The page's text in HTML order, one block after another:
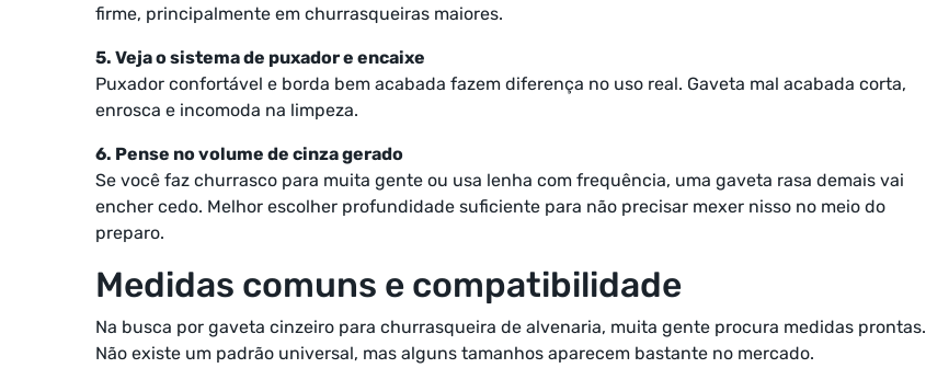
firme, principalmente em churrasqueiras maiores.
5. Veja o sistema de puxador e encaixe
Puxador confortável e borda bem acabada fazem diferença no uso real. Gaveta mal acabada corta,
enrosca e incomoda na limpeza.
6. Pense no volume de cinza gerado
Se você faz churrasco para muita gente ou usa lenha com frequência, uma gaveta rasa demais vai
encher cedo. Melhor escolher profundidade suficiente para não precisar mexer nisso no meio do
preparo.
Medidas comuns e compatibilidade
Na busca por gaveta cinzeiro para churrasqueira de alvenaria, muita gente procura medidas prontas.
Não existe um padrão universal, mas alguns tamanhos aparecem bastante no mercado.